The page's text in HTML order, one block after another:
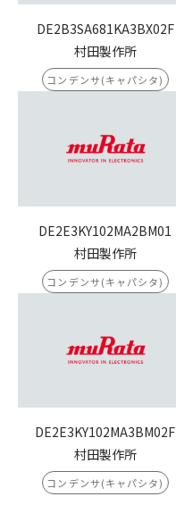
DE2B3SA681KA3BX02F
村田製作所
コンデンサ(キャパシタ)
DE2E3KY102MA2BM01
村田製作所
コンデンサ(キャパシタ)
DE2E3KY102MA3BM02F
村田製作所
コンデンサ(キャパシタ)